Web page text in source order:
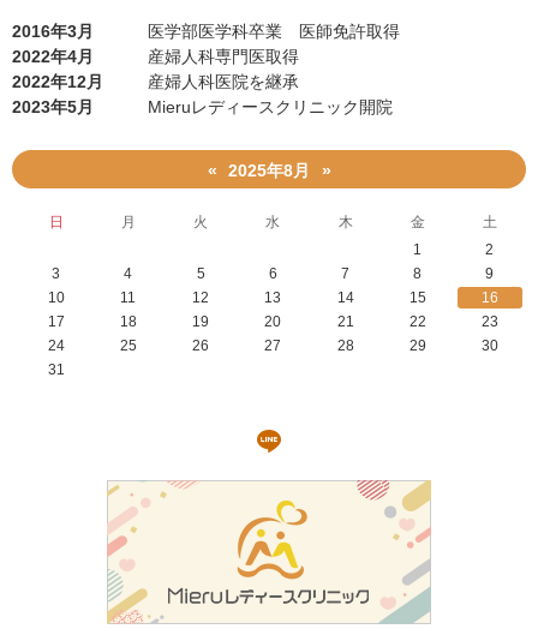
2016年3月
医学部医学科卒業 医師免許取得
2022年4月
産婦人科専門医取得
2022年12月
産婦人科医院を継承
2023年5月
Mieruレディースクリニック開院
« 2025年8月 »
日 月 火 水 木 金
土
1
2
3
4 5 6 7 8
9
10
11 12 13 14 15
16
17
18 19 20 21 22
23
24
25 26 27 28 29
30
31